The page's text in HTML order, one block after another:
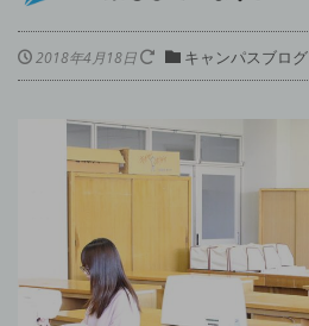
2018年4月18日 キャンパスブログ